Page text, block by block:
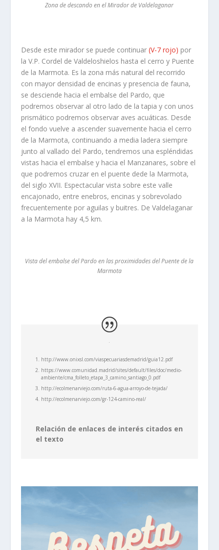
Zona de descando en el Mirador de Valdelaganar
Desde este mirador se puede continuar (V-7 rojo) por
la V.P. Cordel de Valdeloshielos hasta el cerro y Puente
de la Marmota. Es la zona más natural del recorrido
con mayor densidad de encinas y presencia de fauna,
se desciende hacia el embalse del Pardo, que
podremos observar al otro lado de la tapia y con unos
prismático podremos observar aves acuáticas. Desde
el fondo vuelve a ascender suavemente hacia el cerro
de la Marmota, continuando a media ladera siempre
junto al vallado del Pardo, tendremos una espléndidas
vistas hacia el embalse y hacia el Manzanares, sobre el
que podremos cruzar en el puente dede la Marmota,
del siglo XVII. Espectacular vista sobre este valle
encajonado, entre enebros, encinas y sobrevolado
frecuentemente por aguilas y buitres. De Valdelaganar
a la Marmota hay 4,5 km.
Vista del embalse del Pardo en las proximidades del Puente de la
Marmota
http://www.onixsl.com/viaspecuariasdemadrid/guia12.pdf
https://www.comunidad.madrid/sites/default/files/doc/medio-
ambiente/cma_folleto_etapa_3_camino_santiago_0.pdf
http://ecolmenarviejo.com/ruta-6-agua-arroyo-de-tejada/
http://ecolmenarviejo.com/gr-124-camino-real/
Relación de enlaces de interés citados en
el texto